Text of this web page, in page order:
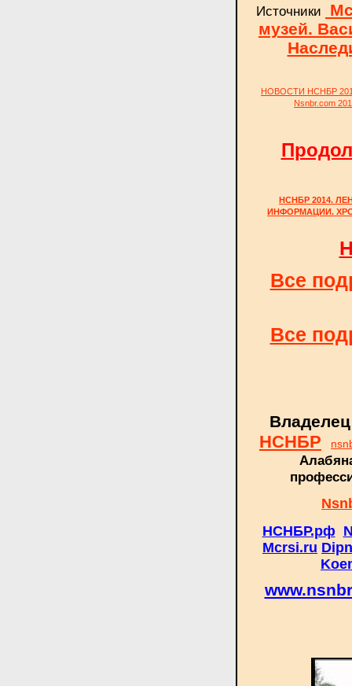
Источники
музей.
НОВОСТИ НСНБР
Nsnbr.com
НСНБР 2014.
ИНФОРМАЦИИ.
Все
Все
Владелец
НСНБР
НСНБР.рф
Mcrsi.ru
www.nsnbr